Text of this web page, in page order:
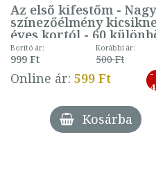
Az első kifestőm - Nagy
színezőélmény
éves kortól - 60
mintával (gombás)
Borító ár:
999 Ft
Korábbi ár:
500 Ft
Online ár: 599 Ft
-
Kosárba